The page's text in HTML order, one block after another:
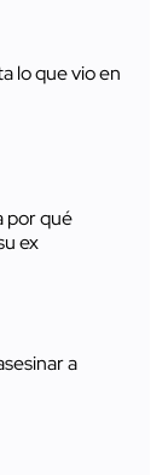
lo que vio en
por qué
ex
a